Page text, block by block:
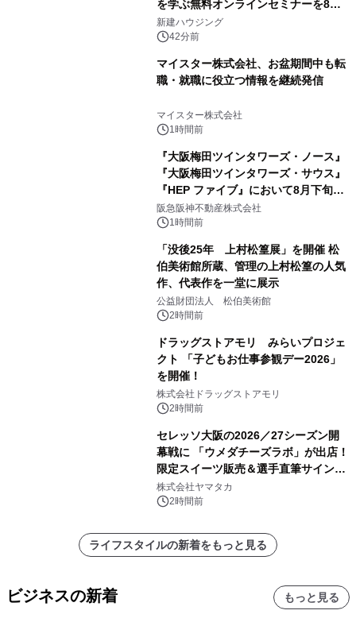
を学ぶ無料オンラインセミナーを8月
20日に開催
新建ハウジング
42分前
マイスター株式会社、お盆期間中も転
職・就職に役立つ情報を継続発信
マイスター株式会社
1時間前
『大阪梅田ツインタワーズ・ノース』
『大阪梅田ツインタワーズ・サウス』
『HEP ファイブ』において8月下旬か
ら 「オフサイト型コーポレートPPA」
による 再生可能エネルギー電力の使用
阪急阪神不動産株式会社
1時間前
「没後25年 上村松篁展」を開催 松
伯美術館所蔵、管理の上村松篁の人気
作、代表作を一堂に展示
公益財団法人 松伯美術館
2時間前
ドラッグストアモリ みらいプロジェ
クト 「子どもお仕事参観デー2026」
を開催！
株式会社ドラッグストアモリ
2時間前
セレッソ大阪の2026／27シーズン開
幕戦に 「ウメダチーズラボ」が出店！
限定スイーツ販売＆選手直筆サイング
ッズが当たる抽選会を 8月8日に開催
株式会社ヤマタカ
2時間前
ライフスタイルの新着をもっと見る
ビジネスの新着 もっと見る